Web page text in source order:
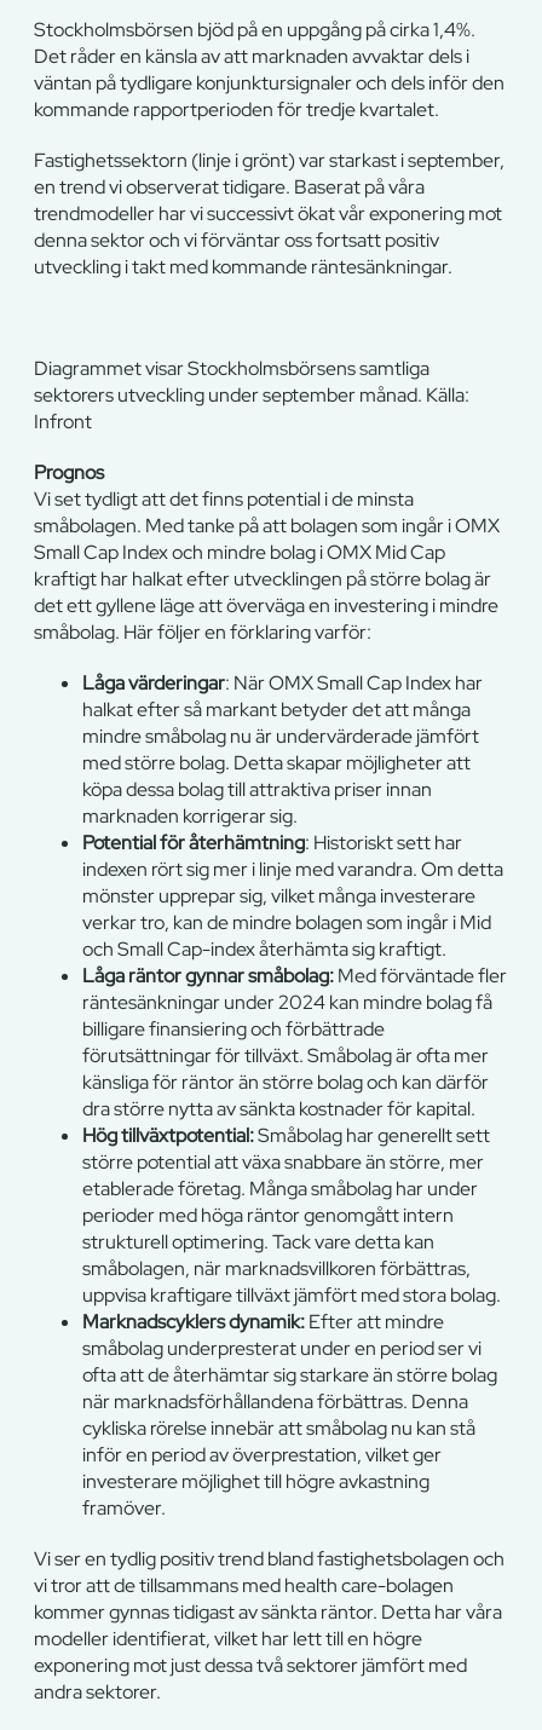
Stockholmsbörsen bjöd på en uppgång på cirka 1,4%.
Det råder en känsla av att marknaden avvaktar dels i
väntan på tydligare konjunktursignaler och dels inför den
kommande rapportperioden för tredje kvartalet.
Fastighetssektorn (linje i grönt) var starkast i september,
en trend vi observerat tidigare. Baserat på våra
trendmodeller har vi successivt ökat vår exponering mot
denna sektor och vi förväntar oss fortsatt positiv
utveckling i takt med kommande räntesänkningar.
Diagrammet visar Stockholmsbörsens samtliga
sektorers utveckling under september månad. Källa:
Infront
Prognos
Vi set tydligt att det finns potential i de minsta
småbolagen. Med tanke på att bolagen som ingår i OMX
Small Cap Index och mindre bolag i OMX Mid Cap
kraftigt har halkat efter utvecklingen på större bolag är
det ett gyllene läge att överväga en investering i mindre
småbolag. Här följer en förklaring varför:
Låga värderingar: När OMX Small Cap Index har
halkat efter så markant betyder det att många
mindre småbolag nu är undervärderade jämfört
med större bolag. Detta skapar möjligheter att
köpa dessa bolag till attraktiva priser innan
marknaden korrigerar sig.
Potential för återhämtning: Historiskt sett har
indexen rört sig mer i linje med varandra. Om detta
mönster upprepar sig, vilket många investerare
verkar tro, kan de mindre bolagen som ingår i Mid
och Small Cap-index återhämta sig kraftigt.
Låga räntor gynnar småbolag:Med förväntade fler
räntesänkningar under 2024 kan mindre bolag få
billigare finansiering och förbättrade
förutsättningar för tillväxt. Småbolag är ofta mer
känsliga för räntor än större bolag och kan därför
dra större nytta av sänkta kostnader för kapital.
Hög tillväxtpotential:Småbolag har generellt sett
större potential att växa snabbare än större, mer
etablerade företag. Många småbolag har under
perioder med höga räntor genomgått intern
strukturell optimering. Tack vare detta kan
småbolagen, när marknadsvillkoren förbättras,
uppvisa kraftigare tillväxt jämfört med stora bolag.
Marknadscyklers dynamik:Efter att mindre
småbolag underpresterat under en period ser vi
ofta att de återhämtar sig starkare än större bolag
när marknadsförhållandena förbättras. Denna
cykliska rörelse innebär att småbolag nu kan stå
inför en period av överprestation, vilket ger
investerare möjlighet till högre avkastning
framöver.
Vi ser en tydlig positiv trend bland fastighetsbolagen och
vi tror att de tillsammans med health care-bolagen
kommer gynnas tidigast av sänkta räntor. Detta har våra
modeller identifierat, vilket har lett till en högre
exponering mot just dessa två sektorer jämfört med
andra sektorer.